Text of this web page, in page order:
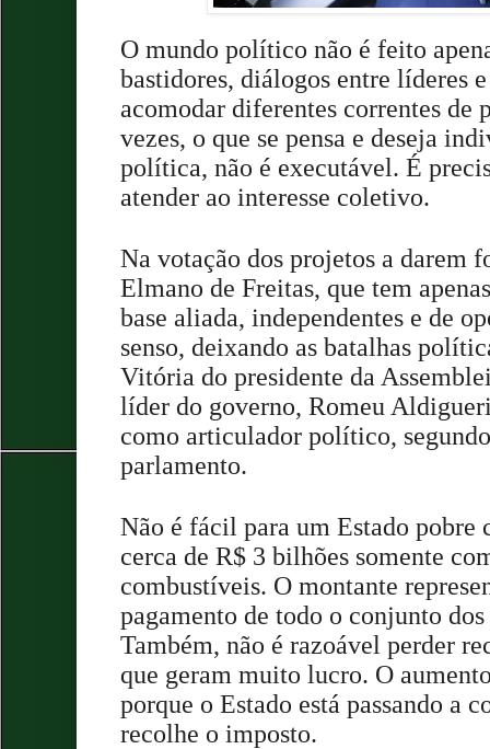
O mundo político não é feito
bastidores, diálogos entre líderes
acomodar diferentes correntes de
vezes, o que se pensa e deseja
política, não é executável. É
atender ao interesse coletivo.
Na votação dos projetos a darem
Elmano de Freitas, que tem
base aliada, independentes e de
senso, deixando as batalhas
Vitória do presidente da
líder do governo, Romeu
como articulador político,
parlamento.
Não é fácil para um Estado pobre
cerca de R$ 3 bilhões somente
combustíveis. O montante
pagamento de todo o conjunto
Também, não é razoável perder
que geram muito lucro. O
porque o Estado está passando a
recolhe o imposto.